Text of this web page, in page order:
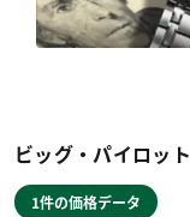
ビッグ・パイロッ
1件の価格データ